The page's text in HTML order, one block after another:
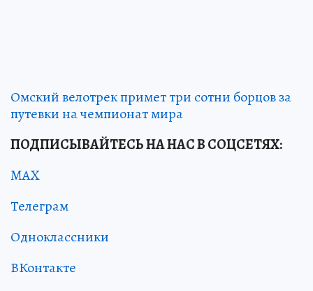
Омский велотрек примет три сотни борцов за
путевки на чемпионат мира
ПОДПИСЫВАЙТЕСЬ НА НАС В СОЦСЕТЯХ:
MAX
Телеграм
Одноклассники
ВКонтакте